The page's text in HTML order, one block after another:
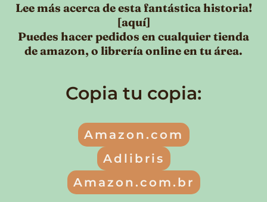
Lee más acerca de esta fantástica historia!
[aquí]
Puedes hacer pedidos en cualquier tienda
de amazon, o librería online en tu área.
Copia tu copia:
Amazon.com
Adlibris
Amazon.com.br